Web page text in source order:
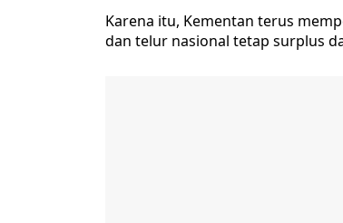
Karena itu, Kementan terus
dan telur nasional tetap surplus